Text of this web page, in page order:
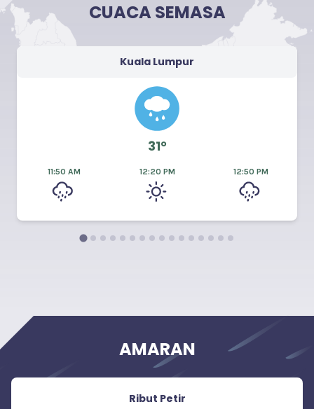
CUACA SEMASA
Kuala Lumpur
31°
11:50 AM 12:20 PM 12:50 PM
AMARAN
Ribut Petir